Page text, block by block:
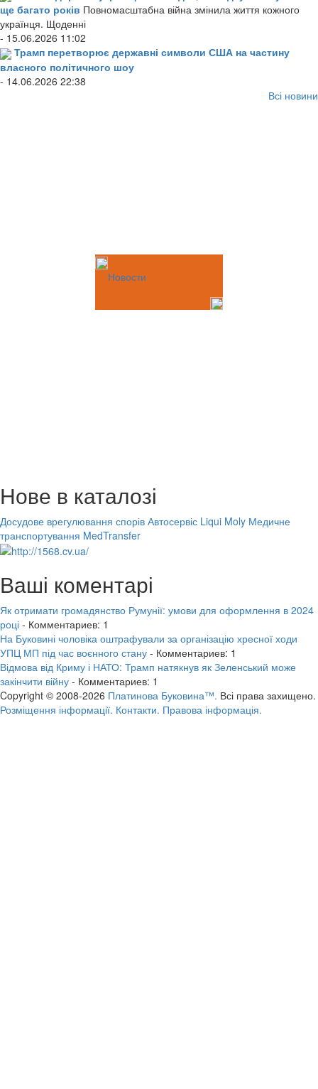
ще багато років Повномасштабна війна змінила життя кожного
українця. Щоденні
- 15.06.2026 11:02
Трамп перетворює державні символи США на частину
власного політичного шоу
- 14.06.2026 22:38
Всі новини
Новости
Нове в каталозі
Досудове врегулювання спорів Автосервіс Liqui Moly Медичне
транспортування MedTransfer
Ваші коментарі
Як отримати громадянство Румунії: умови для оформлення в 2024
році - Комментариев: 1
На Буковині чоловіка оштрафували за організацію хресної ходи
УПЦ МП під час воєнного стану - Комментариев: 1
Відмова від Криму і НАТО: Трамп натякнув як Зеленський може
закінчити війну - Комментариев: 1
Copyright © 2008-2026 Платинова Буковина™. Всі права захищено.
Розміщення інформації. Контакти. Правова інформація.